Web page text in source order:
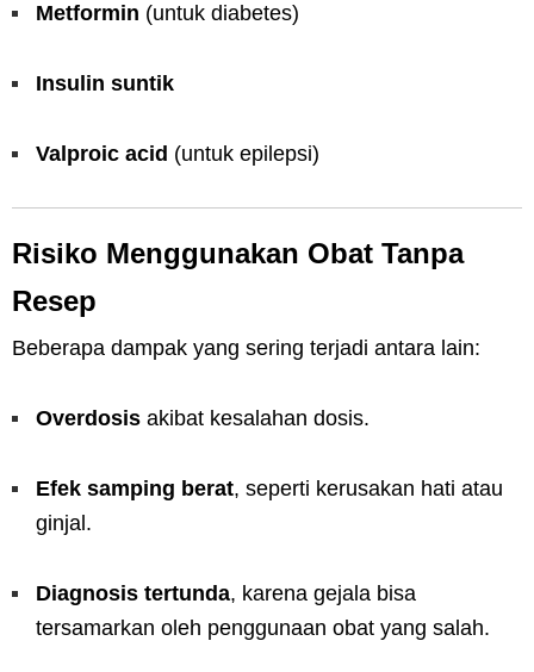
Metformin (untuk diabetes)
Insulin suntik
Valproic acid (untuk epilepsi)
Risiko Menggunakan Obat Tanpa
Resep
Beberapa dampak yang sering terjadi antara lain:
Overdosis akibat kesalahan dosis.
Efek samping berat, seperti kerusakan hati atau
ginjal.
Diagnosis tertunda, karena gejala bisa
tersamarkan oleh penggunaan obat yang salah.